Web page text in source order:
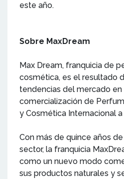
este año.
Sobre MaxDream
Max Dream, franquicia de
cosmética, es el resultado
tendencias del mercado
comercialización de
y Cosmética Internacional
Con más de quince años
sector, la franquicia
como un nuevo modo
sus productos naturales y